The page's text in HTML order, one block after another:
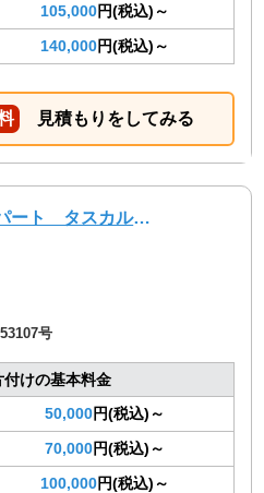
105,000円(税込)～
140,000円(税込)～
見積もりをしてみる
きれいのエキスパート タスカルハーツ
号
付けの基本料金
50,000円(税込)～
70,000円(税込)～
100,000円(税込)～